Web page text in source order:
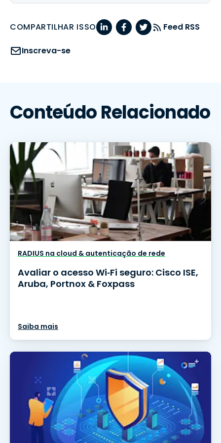
COMPARTILHAR ISSO Feed RSS
Inscreva-se
Conteúdo Relacionado
RADIUS na cloud & autenticação de rede
Avaliar o acesso Wi‑Fi seguro: Cisco ISE,
Aruba, Portnox & Foxpass
Saiba mais